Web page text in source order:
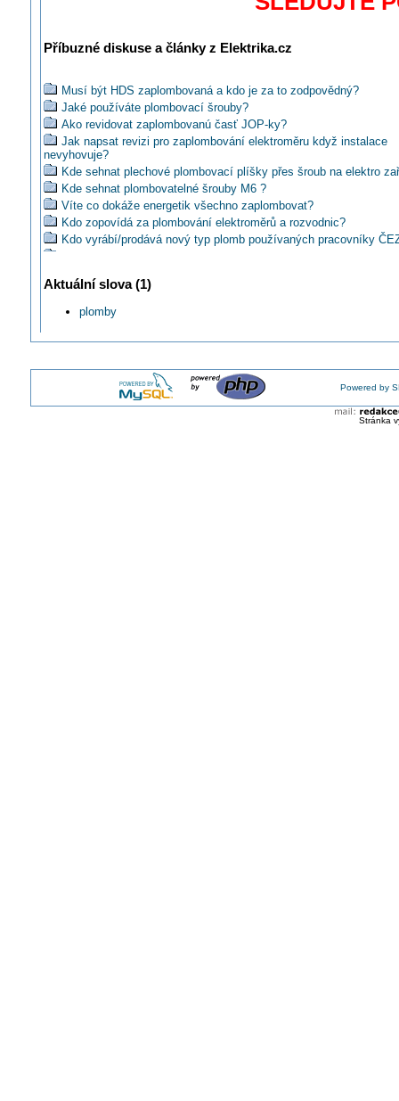
Příbuzné diskuse a články z Elektrika.cz
Musí být HDS zaplombovaná a kdo je za to zodpovědný?
Jaké používáte plombovací šrouby?
Ako revidovat zaplombovanú časť JOP-ky?
Jak napsat revizi pro zaplombování elektroměru když instalace
nevyhovuje?
Kde sehnat plechové plombovací plíšky přes šroub na elektro
Kde sehnat plombovatelné šrouby M6 ?
Víte co dokáže energetik všechno zaplombovat?
Kdo zopovídá za plombování elektroměrů a rozvodnic?
Kdo vyrábí/prodává nový typ plomb používaných pracovníky
Jaké povinnosti má technik před zaplombováním částí měřícího
Mohu mít problém při poškození plomby elektroměru?
Víte, co všechno lze zaplombovat?
Proč se dnes plombuje svorkovnice PE na elektroměrové desce?
Lze elektroinstalační krabici zaplombovat?
Mohu odstřihnout ve stávajícím rozvaděč červené plomby?
Aktuální slova (1)
plomby
Powered by
Stránka